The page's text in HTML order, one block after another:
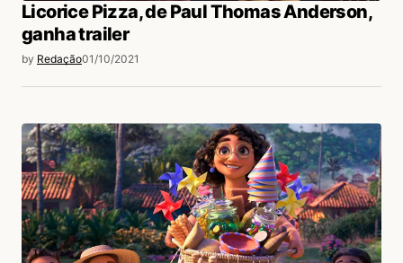
Licorice Pizza, de Paul Thomas Anderson,
ganha trailer
by Redação01/10/2021